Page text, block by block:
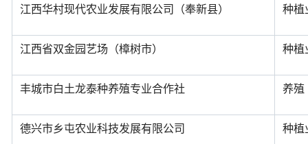
江西华村现代农业发展有限公司（奉新县） 种植
江西省双金园艺场（樟树市） 种植
丰城市白土龙泰种养殖专业合作社 养殖
德兴市乡屯农业科技发展有限公司 种植